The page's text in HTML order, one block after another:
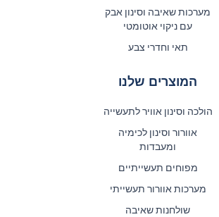
מערכות שאיבה וסינון אבק
עם ניקוי אוטומטי
תאי וחדרי צבע
המוצרים שלנו
הולכה וסינון אוויר לתעשייה
אוורור וסינון לכימיה
ומעבדות
מפוחים תעשייתיים
מערכות אוורור תעשייתי
שולחנות שאיבה